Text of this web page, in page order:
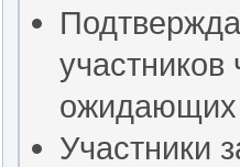
участников
ожидающих
Участники